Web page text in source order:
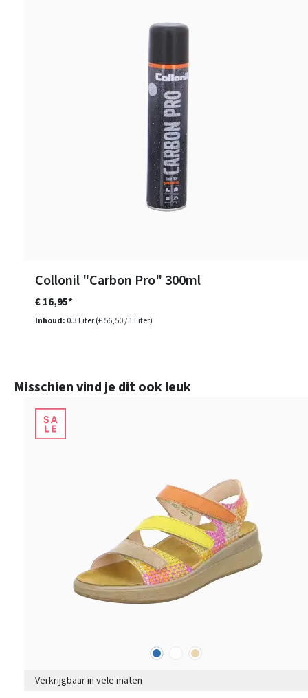
Collonil "Carbon Pro" 300ml
Inhoud: 0.3 Liter(€ 56,50 / 1 Liter)
€ 16,95*
Productgalerij overslaan
Misschien vind je dit ook leuk
blauw beige
Verkrijgbaar in vele maten